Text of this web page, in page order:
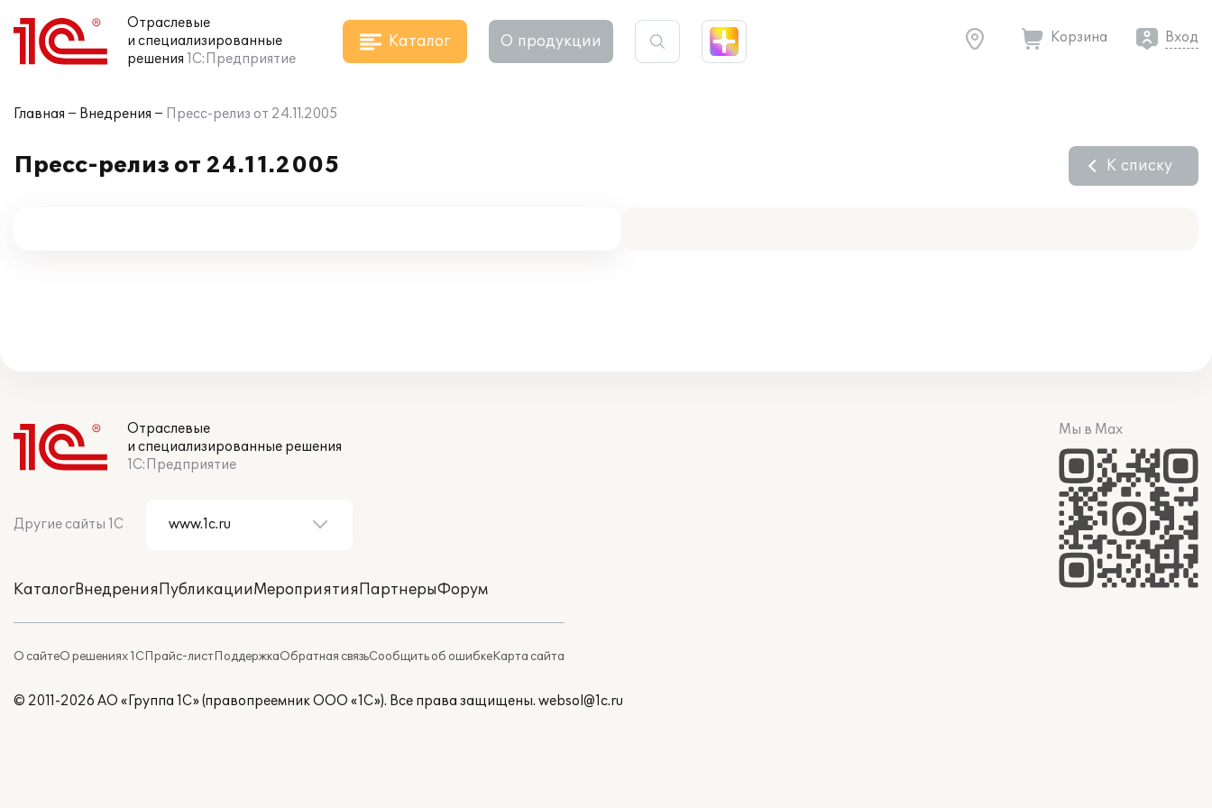
Отраслевые
и специализированные
решения 1С:Предприятие
Каталог О продукции Корзина Вход
Главная Внедрения Пресс-релиз от 24.11.2005
Пресс-релиз от 24.11.2005 К списку
Отраслевые
и специализированные решения
1С:Предприятие
Другие сайты 1С
КаталогВнедренияПубликацииМероприятияПартнерыФорум
О сайтеО решениях 1СПрайс-листПоддержкаОбратная связьСообщить об ошибкеКарта сайта
Мы в Max
© 2011-2026 АО «Группа 1С» (правопреемник ООО «1С»). Все права защищены. websol@1c.ru